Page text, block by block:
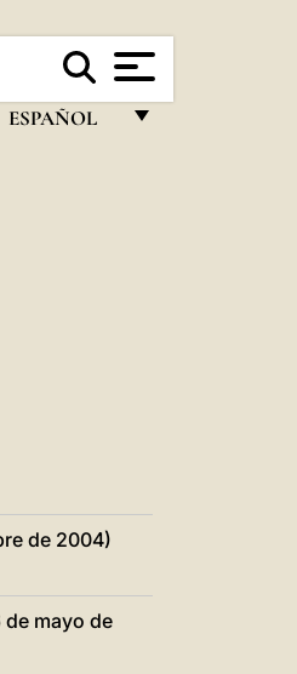
ESPAÑOL
中文
LATINE
de 2004)
mayo de